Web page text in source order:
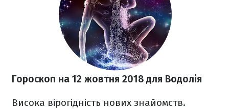
Гороскоп на 12 жовтня 2018 для Водолія
Висока вірогідність нових знайомств.